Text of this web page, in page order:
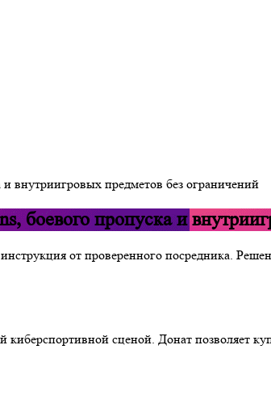
внутриигровых предметов без ограничений
боевого пропуска и
от проверенного посредника.
сценой. Донат позволяет